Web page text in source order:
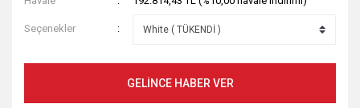
Seçenekler
GELİNCE HABER VER